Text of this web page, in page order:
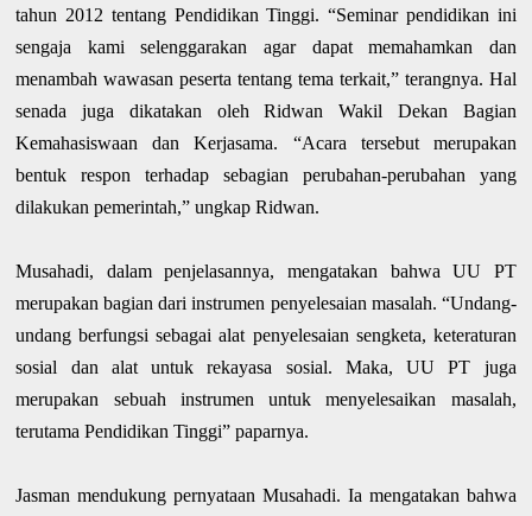
tahun 2012 tentang Pendidikan Tinggi. “Seminar pendidikan ini
sengaja kami selenggarakan agar dapat memahamkan dan
menambah wawasan peserta tentang tema terkait,” terangnya. Hal
senada juga dikatakan oleh Ridwan Wakil Dekan Bagian
Kemahasiswaan dan Kerjasama. “Acara tersebut merupakan
bentuk respon terhadap sebagian perubahan-perubahan yang
dilakukan pemerintah,” ungkap Ridwan.
Musahadi, dalam penjelasannya, mengatakan bahwa UU PT
merupakan bagian dari instrumen penyelesaian masalah. “Undang-
undang berfungsi sebagai alat penyelesaian sengketa, keteraturan
sosial dan alat untuk rekayasa sosial. Maka, UU PT juga
merupakan sebuah instrumen untuk menyelesaikan masalah,
terutama Pendidikan Tinggi” paparnya.
Jasman mendukung pernyataan Musahadi. Ia mengatakan bahwa